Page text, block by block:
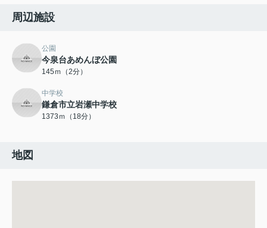
周辺施設
公園
今泉台あめんぼ公園
145ｍ（2分）
中学校
鎌倉市立岩瀬中学校
1373ｍ（18分）
地図